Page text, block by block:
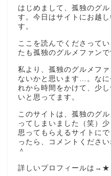
はじめまして、孤独のグ
す。今日はサイトにお越
す。
ここを読んでくださって
たも孤独のグルメファンで
私より、孤独のグルメフ
ないかと思います…。なに
れから時間をかけて、少
いと思ってます。
このサイトは、孤独のグ
ってしまいました（笑）
思ってもらえるサイトに
ったら、コメントくださ
＾
詳しいプロフィールは→ ★